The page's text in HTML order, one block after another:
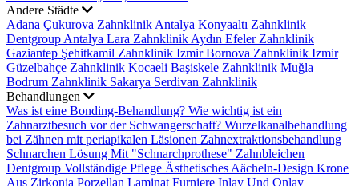
Andere Städte
Adana Çukurova Zahnklinik Antalya Konyaaltı Zahnklinik
Dentgroup Antalya Lara Zahnklinik Aydın Efeler Zahnklinik
Gaziantep Şehitkamil Zahnklinik Izmir Bornova Zahnklinik Izmir
Güzelbahçe Zahnklinik Kocaeli Başiskele Zahnklinik Muğla
Bodrum Zahnklinik Sakarya Serdivan Zahnklinik
Behandlungen
Was ist eine Bonding-Behandlung? Wie wichtig ist ein
Zahnarztbesuch vor der Schwangerschaft? Wurzelkanalbehandlung
bei Zähnen mit periapikalen Läsionen Zahnextraktionsbehandlung
Schnarchen Lösung Mit "Schnarchprothese" Zahnbleichen
Dentgroup Vollständige Pflege Ästhetisches Aächeln-Design Krone
Aus Zirkonia Porzellan Laminat Furniere Inlay Und Onlay